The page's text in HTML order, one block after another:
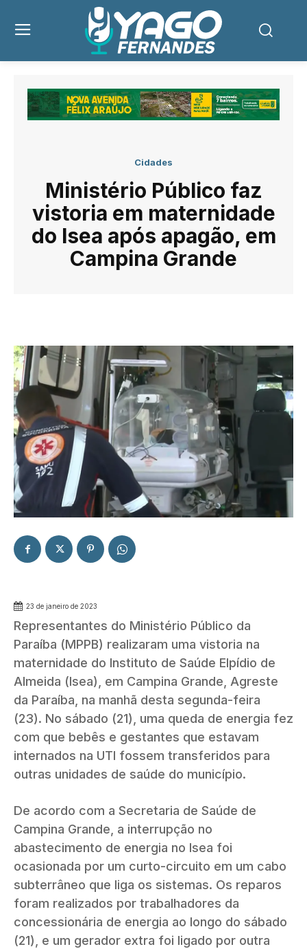
Cidades
Ministério Público faz
vistoria em maternidade
do Isea após apagão, em
Campina Grande
23 de janeiro de 2023
Representantes do Ministério Público da
Paraíba (MPPB) realizaram uma vistoria na
maternidade do Instituto de Saúde Elpídio de
Almeida (Isea), em Campina Grande, Agreste
da Paraíba, na manhã desta segunda-feira
(23). No sábado (21), uma queda de energia fez
com que bebês e gestantes que estavam
internados na UTI fossem transferidos para
outras unidades de saúde do município.
De acordo com a Secretaria de Saúde de
Campina Grande, a interrupção no
abastecimento de energia no Isea foi
ocasionada por um curto-circuito em um cabo
subterrâneo que liga os sistemas. Os reparos
foram realizados por trabalhadores da
concessionária de energia ao longo do sábado
(21), e um gerador extra foi ligado por outra